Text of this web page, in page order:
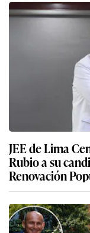
JEE de Lima
Rubio a su
Renovación